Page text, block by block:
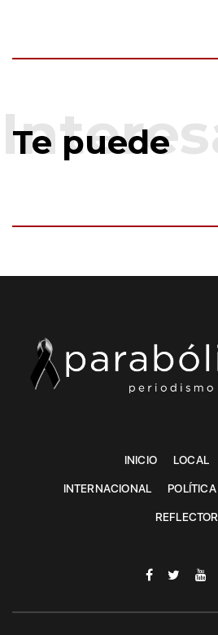
Te puede
INICIO LOCAL
INTERNACIONAL POLÍTICA
REFLECTOR